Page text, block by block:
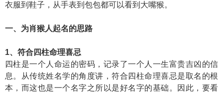
衣服到鞋子，从手表到包包都可以看到大嘴猴。
一、为肖猴人起名的思路
1、符合四柱命理喜忌
四柱是一个人命运的密码，记录了一个人一生富贵吉凶的信
息。从传统姓名学的角度讲，符合四柱命理喜忌是取名的根
本，而这也是一个名字之所以是好名字的基础。因此，要看